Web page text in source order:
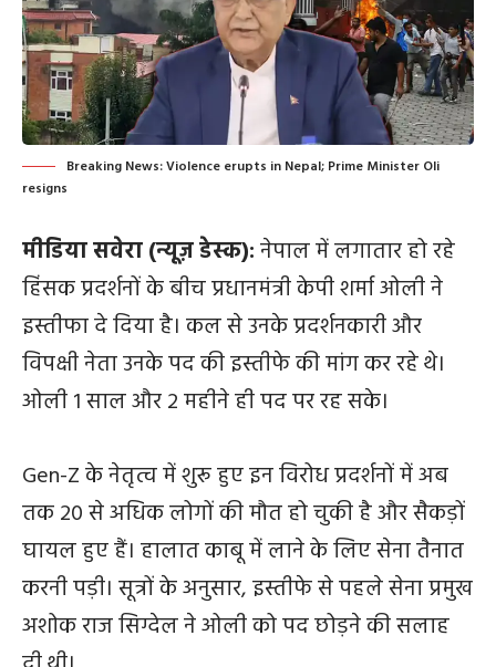
Breaking News: Violence erupts in Nepal; Prime Minister Oli
resigns
मीडिया सवेरा (न्यूज़ डेस्क):नेपाल में लगातार हो रहे
हिंसक प्रदर्शनों के बीच प्रधानमंत्री केपी शर्मा ओली ने
इस्तीफा दे दिया है। कल से उनके प्रदर्शनकारी और
विपक्षी नेता उनके पद की इस्तीफे की मांग कर रहे थे।
ओली 1 साल और 2 महीने ही पद पर रह सके।
Gen-Z के नेतृत्व में शुरू हुए इन विरोध प्रदर्शनों में अब
तक 20 से अधिक लोगों की मौत हो चुकी है और सैकड़ों
घायल हुए हैं। हालात काबू में लाने के लिए सेना तैनात
करनी पड़ी। सूत्रों के अनुसार, इस्तीफे से पहले सेना प्रमुख
अशोक राज सिग्देल ने ओली को पद छोड़ने की सलाह